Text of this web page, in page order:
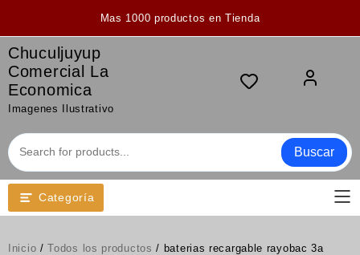
Mas 1000 productos en Tienda
Chuculjuyup
Comercial La
Economica
Imagenes Ilustrativo
Buscar
Categoría
Inicio /Todos los productos / baterias recargable rayobac 3a